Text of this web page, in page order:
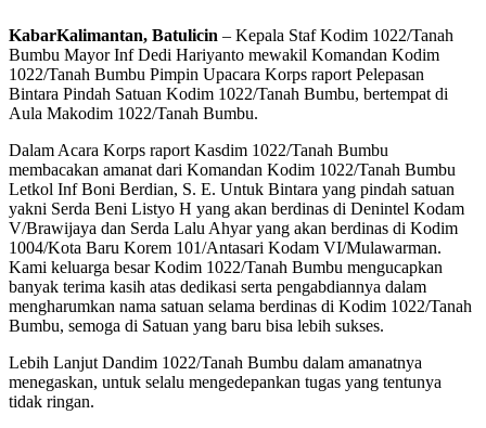
KabarKalimantan, Batulicin – Kepala Staf Kodim 1022/Tanah
Bumbu Mayor Inf Dedi Hariyanto mewakil Komandan Kodim
1022/Tanah Bumbu Pimpin Upacara Korps raport Pelepasan
Bintara Pindah Satuan Kodim 1022/Tanah Bumbu, bertempat di
Aula Makodim 1022/Tanah Bumbu.
Dalam Acara Korps raport Kasdim 1022/Tanah Bumbu
membacakan amanat dari Komandan Kodim 1022/Tanah Bumbu
Letkol Inf Boni Berdian, S. E. Untuk Bintara yang pindah satuan
yakni Serda Beni Listyo H yang akan berdinas di Denintel Kodam
V/Brawijaya dan Serda Lalu Ahyar yang akan berdinas di Kodim
1004/Kota Baru Korem 101/Antasari Kodam VI/Mulawarman.
Kami keluarga besar Kodim 1022/Tanah Bumbu mengucapkan
banyak terima kasih atas dedikasi serta pengabdiannya dalam
mengharumkan nama satuan selama berdinas di Kodim 1022/Tanah
Bumbu, semoga di Satuan yang baru bisa lebih sukses.
Lebih Lanjut Dandim 1022/Tanah Bumbu dalam amanatnya
menegaskan, untuk selalu mengedepankan tugas yang tentunya
tidak ringan.